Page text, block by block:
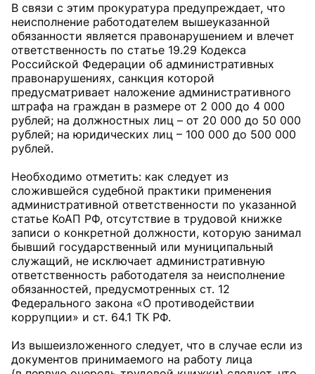
В связи с этим прокуратура предупреждает, что
неисполнение работодателем вышеуказанной
обязанности является правонарушением и влечет
ответственность по статье 19.29 Кодекса
Российской Федерации об административных
правонарушениях, санкция которой
предусматривает наложение административного
штрафа на граждан в размере от 2 000 до 4 000
рублей; на должностных лиц – от 20 000 до 50 000
рублей; на юридических лиц – 100 000 до 500 000
рублей.
Необходимо отметить: как следует из
сложившейся судебной практики применения
административной ответственности по указанной
статье КоАП РФ, отсутствие в трудовой книжке
записи о конкретной должности, которую занимал
бывший государственный или муниципальный
служащий, не исключает административную
ответственность работодателя за неисполнение
обязанностей, предусмотренных ст. 12
Федерального закона «О противодействии
коррупции» и ст. 64.1 ТК РФ.
Из вышеизложенного следует, что в случае если из
документов принимаемого на работу лица